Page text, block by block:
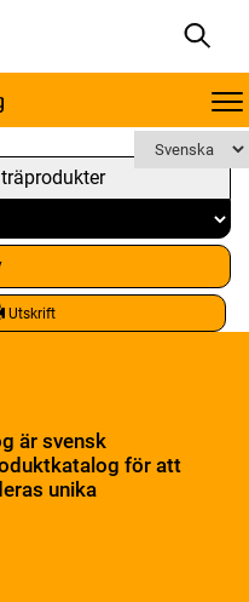
Utskrift
är svensk
för att
unika